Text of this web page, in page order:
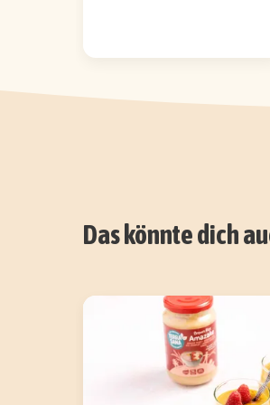
Das könnte dich